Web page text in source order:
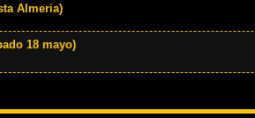
Almeria)
18 mayo)